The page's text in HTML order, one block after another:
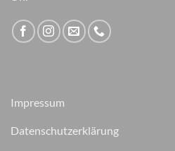
Impressum
Datenschutzerklärung